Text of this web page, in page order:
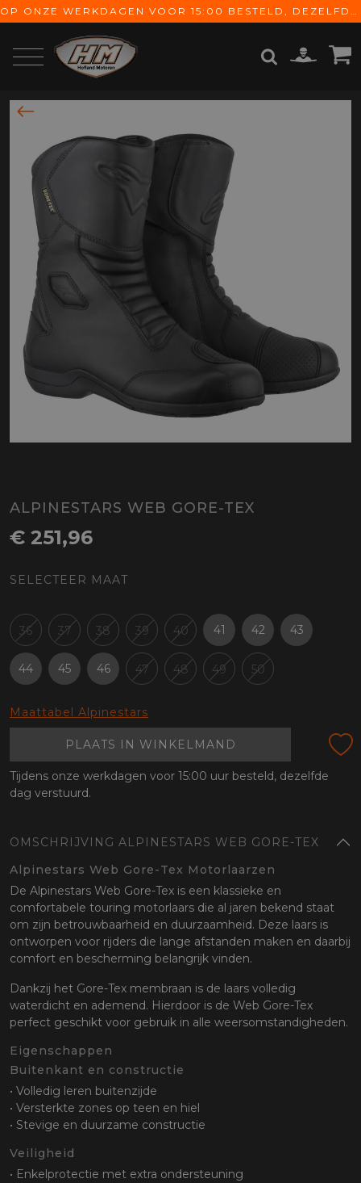
OP ONZE WERKDAGEN VOOR 15:00 BESTELD, DEZELFDE DAG VERZONDEN! GRATIS VERZENDING VANAF € 65,-
ALPINESTARS WEB GORE-TEX
€ 251,96
SELECTEER MAAT
36 37 38 39 40 41 42 43
44 45 46 47 48 49 50
Maattabel Alpinestars
PLAATS IN WINKELMAND
Tijdens onze werkdagen voor 15:00 uur besteld, dezelfde
dag verstuurd.
OMSCHRIJVING ALPINESTARS WEB GORE-TEX
Alpinestars Web Gore-Tex Motorlaarzen
De Alpinestars Web Gore-Tex is een klassieke en
comfortabele touring motorlaars die al jaren bekend staat
om zijn betrouwbaarheid en duurzaamheid. Deze laars is
ontworpen voor rijders die lange afstanden maken en daarbij
comfort en bescherming belangrijk vinden.
Dankzij het Gore-Tex membraan is de laars volledig
waterdicht en ademend. Hierdoor is de Web Gore-Tex
perfect geschikt voor gebruik in alle weersomstandigheden.
Eigenschappen
Buitenkant en constructie
• Volledig leren buitenzijde
• Versterkte zones op teen en hiel
• Stevige en duurzame constructie
Veiligheid
• Enkelprotectie met extra ondersteuning